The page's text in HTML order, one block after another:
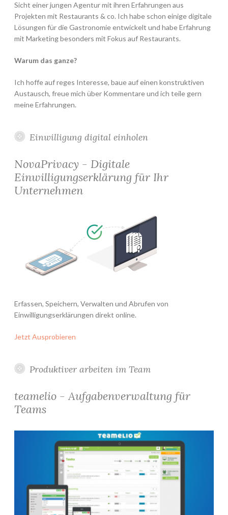
Sicht einer jungen Agentur mit ihren Erfahrungen aus
Projekten mit Restaurants & co. Ich habe schon einige digitale
Lösungen für die Gastronomie entwickelt und habe Erfahrung
mit Marketing besonders mit Fokus auf Restaurants.
Warum das ganze?
Ich hoffe auf reges Interesse, baue auf einen konstruktiven
Austausch, freue mich über Kommentare und ich teile gern
meine Erfahrungen.
Einwilligung digital einholen
NovaPrivacy - Digitale
Einwilligungserklärung für Ihr
Unternehmen
Erfassen, Speichern, Verwalten und Abrufen von
Einwilligungserklärungen direkt online.
Jetzt Ausprobieren
Produktiver arbeiten im Team
teamelio - Aufgabenverwaltung für
Teams